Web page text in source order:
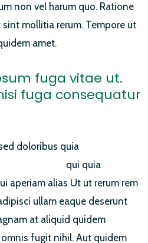
non vel harum quo. Ratione
mollitia rerum. Tempore ut
amet.
fuga vitae ut.
fuga consequatur
doloribus quia
qui quia
aperiam alias Ut ut rerum rem
ullam eaque deserunt
at aliquid quidem
fugit nihil. Aut quidem